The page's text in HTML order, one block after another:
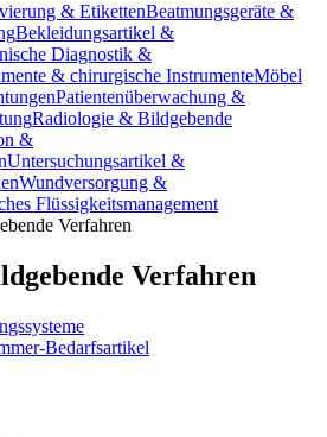
& EtikettenBeatmungsgeräte &
Bekleidungsartikel &
Diagnostik &
& chirurgische InstrumenteMöbel
Patientenüberwachung &
Radiologie & Bildgebende
&
Untersuchungsartikel &
Wundversorgung &
Flüssigkeitsmanagement
Verfahren
Verfahren
Bedarfsartikel